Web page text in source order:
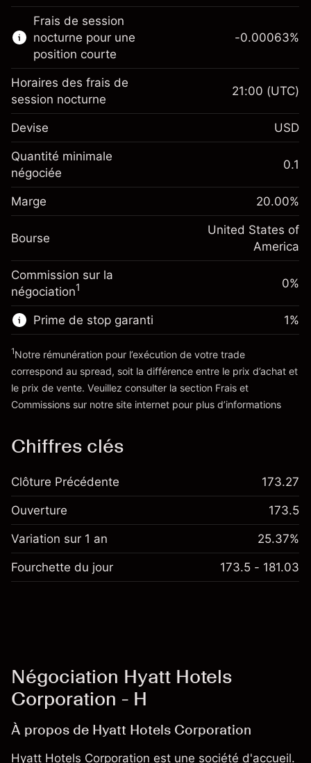
CFD
Knock-outs
Marge. Votre
investissement
$1,000.00
Ajustement des fonds de
overnight
(-$1.08)
Taille de la position avec effet de levier
~$5,000.00
$4,000.00
Vers la plateforme
Frais de session
nocturne pour une
position courte
Marge. Votre
investissement
Ajustement des fonds
Frais sur la valeur totale de la
position
-0.000626
%
(-$0.03)
Taille de la position avec effet de levier
~$5,000.00
Valeur nominale avec effet de levier
Vers la plateforme
-0.00063%
Horaires des frais de
session nocturne
21:00 (UTC)
Devise USD
Quantité minimale
négociée
0.1
Marge 20.00%
Bourse
United States of
America
Commission sur la
négociation1 0%
Prime de stop garanti
'Tarifs et Frais
1%
1Notre rémunération pour l’exécution de votre trade
correspond au spread, soit la différence entre le prix d’achat et
le prix de vente. Veuillez consulter la section Frais et
Commissions sur notre site internet pour plus d’informations
Chiffres clés
Clôture Précédente 173.27
Ouverture 173.5
Variation sur 1 an 25.37%
Fourchette du jour 173.5 - 181.03
Négociation Hyatt Hotels
Corporation - H
À propos de Hyatt Hotels Corporation
Hyatt Hotels Corporation est une société d'accueil.